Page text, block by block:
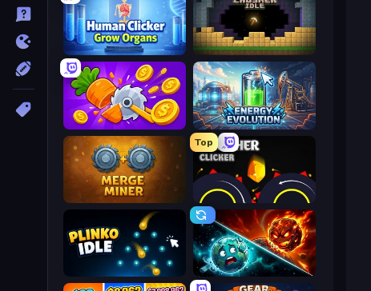
Pickaxe Crusher Idle
Human Clicker: Grow Organs
Energy Evolution
Farm Ring Idle
Top
Crusher Clicker
Merge Miner
PlanetCrush 2
Plinko Idle